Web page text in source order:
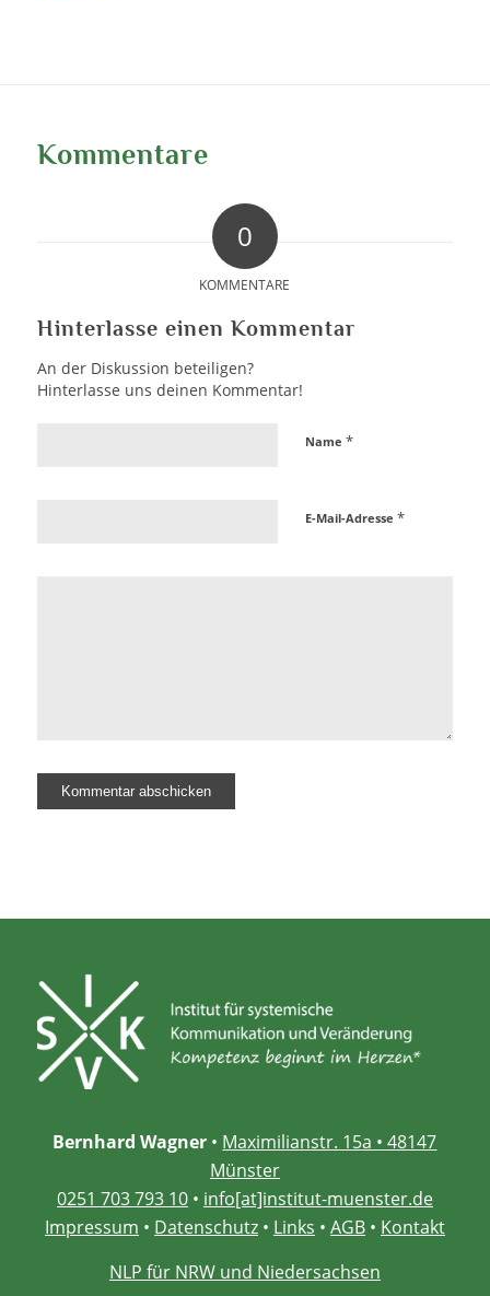
Kommentare
0
KOMMENTARE
Hinterlasse einen Kommentar
An der Diskussion beteiligen?
Hinterlasse uns deinen Kommentar!
Name *
E-Mail-Adresse *
Bernhard Wagner • Maximilianstr. 15a • 48147
Münster
0251 703 793 10• info[at]institut-muenster.de
Impressum • Datenschutz• Links • AGB• Kontakt
NLP für NRW und Niedersachsen